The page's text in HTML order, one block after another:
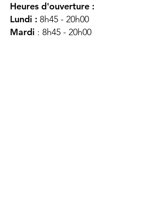
Heures d'ouverture :
Lundi : 8h45 - 20h00
Mardi : 8h45 - 20h00